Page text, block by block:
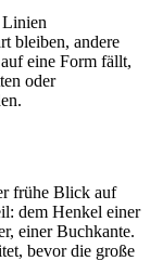
Linien
bleiben, andere
eine Form fällt,
oder
frühe Blick auf
dem Henkel einer
einer Buchkante.
bevor die große